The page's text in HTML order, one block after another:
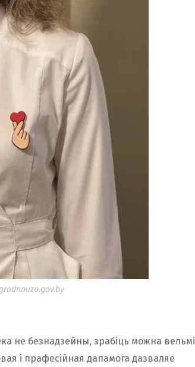
не безнадзейны, зрабіць можна вельмі
і прафесійная дапамога дазваляе